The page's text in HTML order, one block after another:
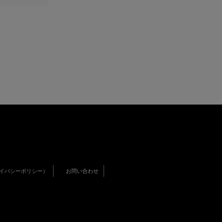
バシーポリシー） お問い合わせ